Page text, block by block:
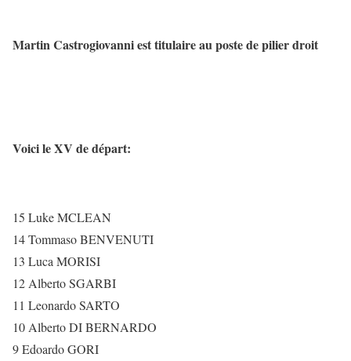
Martin Castrogiovanni est titulaire au poste de pilier droit
Voici le XV de départ:
15 Luke MCLEAN
14 Tommaso BENVENUTI
13 Luca MORISI
12 Alberto SGARBI
11 Leonardo SARTO
10 Alberto DI BERNARDO
9 Edoardo GORI